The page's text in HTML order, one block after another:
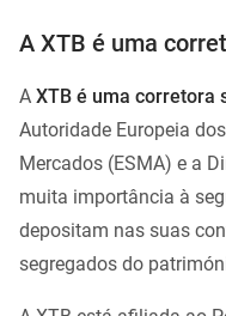
A XTB é uma
A XTB é uma corretora
Autoridade Europeia
Mercados (ESMA) e a
muita importância à
depositam nas suas
segregados do